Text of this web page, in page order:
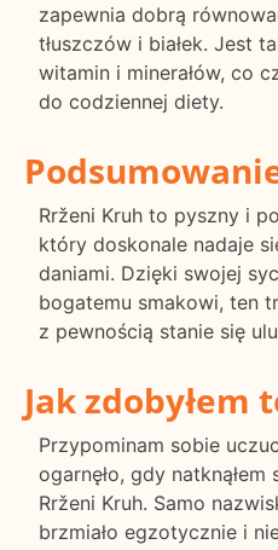
zapewnia dobrą
tłuszczów i białek. Jest
witamin i minerałów, co
do codziennej diety.
Rrženi Kruh to pyszny i
który doskonale nadaje
daniami. Dzięki swojej
bogatemu smakowi, ten
z pewnością stanie się
Jak zdobyłem
Przypominam sobie
ogarnęło, gdy
Rrženi Kruh. Samo
brzmiało egzotycznie i